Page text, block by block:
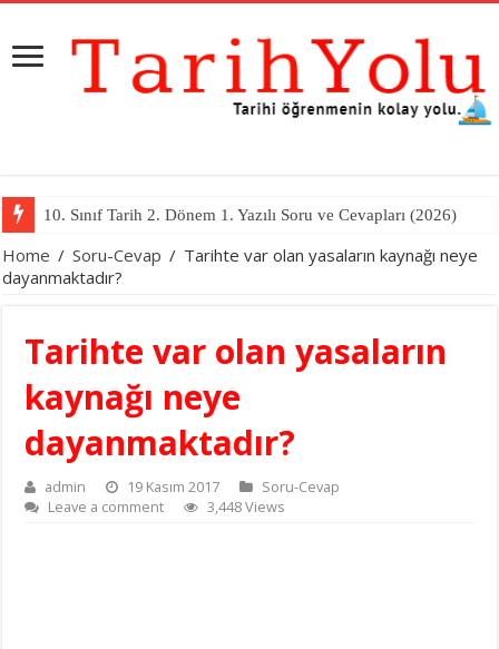
10. Sınıf Tarih 2. Dönem 1. Yazılı Soru ve Cevapları (2026)
Home / Soru-Cevap / Tarihte var olan yasaların kaynağı neye
dayanmaktadır?
Tarihte var olan yasaların
kaynağı neye
dayanmaktadır?
admin 19 Kasım 2017
Soru-Cevap
Leave a comment
3,448 Views